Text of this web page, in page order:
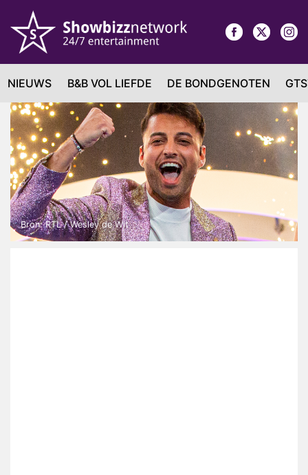
NIEUWS B&B VOL LIEFDE DE BONDGENOTEN
Bron: RTL / Wesley de Wit